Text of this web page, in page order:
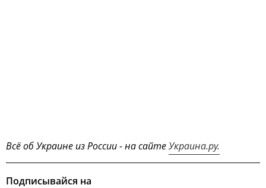
Всё об Украине из России - на сайтеУкраина.ру.
Подписывайся на